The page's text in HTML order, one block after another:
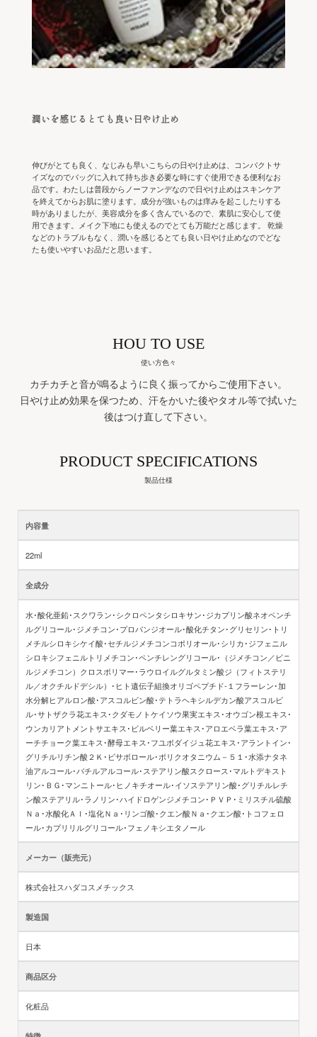
潤いを感じるとても良い日やけ止め
伸びがとても良く、なじみも早いこちらの日やけ止めは、コンパクトサ
イズなのでバッグに入れて持ち歩き必要な時にすぐ使用できる便利なお
品です。わたしは普段からノーファンデなので日やけ止めはスキンケア
を終えてからお肌に塗ります。成分が強いものは痒みを起こしたりする
時がありましたが、美容成分を多く含んでいるので、素肌に安心して使
用できます。メイク下地にも使えるのでとても万能だと感じます。 乾燥
などのトラブルもなく、潤いを感じるとても良い日やけ止めなのでどな
たも使いやすいお品だと思います。
HOU TO USE
使い方色々
カチカチと音が鳴るように良く振ってからご使用下さい。
日やけ止め効果を保つため、汗をかいた後やタオル等で拭いた
後はつけ直して下さい。
PRODUCT SPECIFICATIONS
製品仕様
内容量
22ml
全成分
水･酸化亜鉛･スクワラン･シクロペンタシロキサン･ジカプリン酸ネオペンチ
ルグリコール･ジメチコン･プロパンジオール･酸化チタン･グリセリン･トリ
メチルシロキシケイ酸･セチルジメチコンコポリオール･シリカ･ジフェニル
シロキシフェニルトリメチコン･ペンチレングリコール･（ジメチコン／ビニ
ルジメチコン）クロスポリマー･ラウロイルグルタミン酸ジ（フィトステリ
ル／オクチルドデシル）･ヒト遺伝子組換オリゴペプチド‐１フラーレン･加
水分解ヒアルロン酸･アスコルビン酸･テトラヘキシルデカン酸アスコルビ
ル･サトザクラ花エキス･クダモノトケイソウ果実エキス･オウゴン根エキス･
ウンカリアトメントサエキス･ビルベリー葉エキス･アロエベラ葉エキス･ア
ーチチョーク葉エキス･酵母エキス･フユボダイジュ花エキス･アラントイン･
グリチルリチン酸２Ｋ･ビサボロール･ポリクオタニウム－５１･水添ナタネ
油アルコール･バチルアルコール･ステアリン酸スクロース･マルトデキスト
リン･ＢＧ･マンニトール･ヒノキチオール･イソステアリン酸･グリチルレチ
ン酸ステアリル･ラノリン･ハイドロゲンジメチコン･ＰＶＰ･ミリスチル硫酸
Ｎａ･水酸化Ａｌ･塩化Ｎａ･リンゴ酸･クエン酸Ｎａ･クエン酸･トコフェロ
ール･カプリリルグリコール･フェノキシエタノール
メーカー（販売元）
株式会社スハダコスメチックス
製造国
日本
商品区分
化粧品